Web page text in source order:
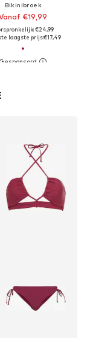
Bikinibroek
€19,99
€24,99
laagste prijs:€17,49